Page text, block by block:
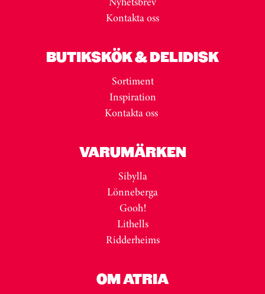
Kontakta oss
BUTIKSKÖK & DELIDISK
Sortiment
Inspiration
Kontakta oss
VARUMÄRKEN
Sibylla
Lönneberga
Gooh!
Lithells
Ridderheims
OM ATRIA